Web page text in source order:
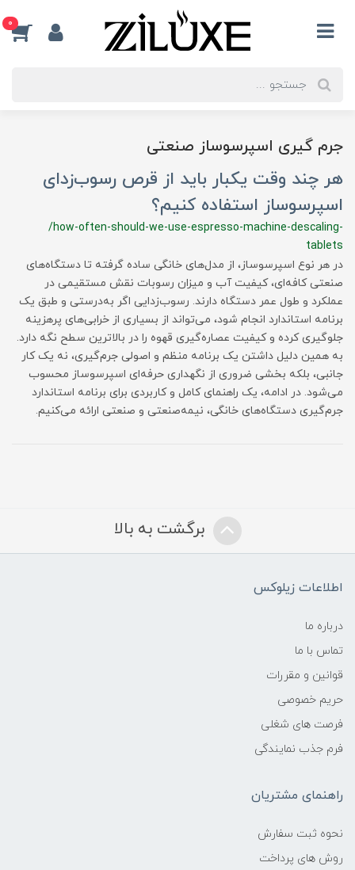
0
جرم گیری اسپرسوساز صنعتی
هر چند وقت یکبار باید از قرص رسوب‌زدای
اسپرسوساز استفاده کنیم؟
/how-often-should-we-use-espresso-machine-descaling-
tablets
در هر نوع اسپرسوساز، از مدل‌های خانگی ساده گرفته تا دستگاه‌های
صنعتی کافه‌ای، کیفیت آب و میزان رسوبات نقش مستقیمی در
عملکرد و طول عمر دستگاه دارند. رسوب‌زدایی اگر به‌درستی و طبق یک
برنامه استاندارد انجام شود، می‌تواند از بسیاری از خرابی‌های پرهزینه
جلوگیری کرده و کیفیت عصاره‌گیری قهوه را در بالاترین سطح نگه دارد.
به همین دلیل داشتن یک برنامه منظم و اصولی جرم‌گیری، نه یک کار
جانبی، بلکه بخشی ضروری از نگهداری حرفه‌ای اسپرسوساز محسوب
می‌شود. در ادامه، یک راهنمای کامل و کاربردی برای برنامه استاندارد
جرم‌گیری دستگاه‌های خانگی، نیمه‌صنعتی و صنعتی ارائه می‌کنیم.
برگشت به بالا
اطلاعات زیلوکس
درباره ما
تماس با ما
قوانین و مقررات
حریم خصوصی
فرصت های شغلی
فرم جذب نمایندگی
راهنمای مشتریان
نحوه ثبت سفارش
روش های پرداخت